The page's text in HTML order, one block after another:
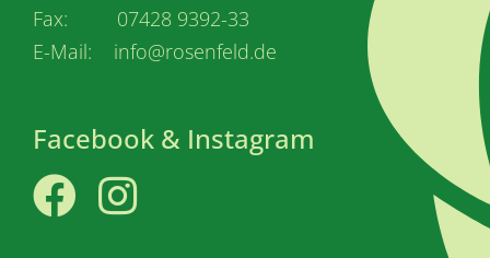
Fax: 07428 9392-33
E-Mail: info@rosenfeld.de
Facebook & Instagram